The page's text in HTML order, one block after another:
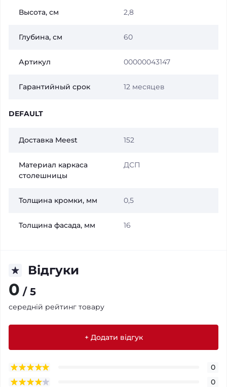
Высота, см 2,8
Глубина, см 60
Артикул 00000043147
Гарантийный срок 12 месяцев
DEFAULT
Доставка Meest 152
Материал каркаса
столешницы
ДСП
Толщина кромки, мм 0,5
Толщина фасада, мм 16
Відгуки
0 / 5
середній рейтинг товару
+ Додати відгук
0
0